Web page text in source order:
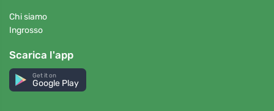
Chi siamo
Ingrosso
Scarica l'app
Get it on
Google Play